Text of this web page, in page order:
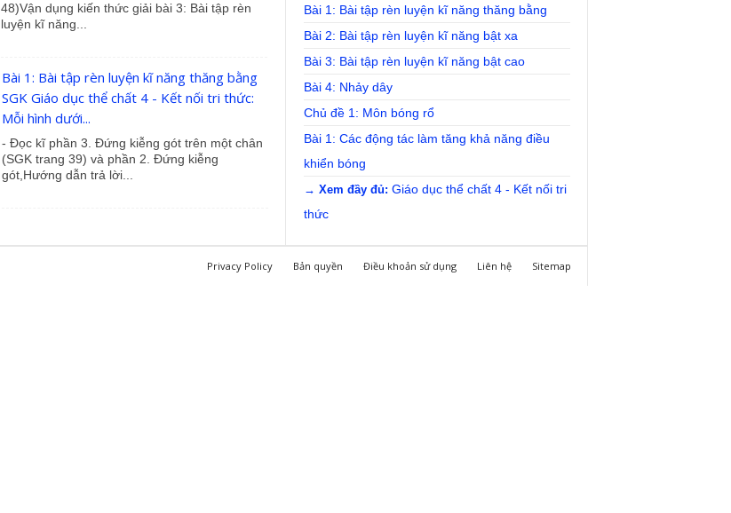
48)Vận dụng kiến thức giải bài 3: Bài tập rèn
luyện kĩ năng...
Bài 1: Bài tập rèn luyện kĩ năng thăng bằng
SGK Giáo dục thể chất 4 - Kết nối tri thức:
Mỗi hình dưới...
- Đọc kĩ phần 3. Đứng kiễng gót trên một chân
(SGK trang 39) và phần 2. Đứng kiễng
gót,Hướng dẫn trả lời...
Bài 1: Bài tập rèn luyện kĩ năng thăng bằng
Bài 2: Bài tập rèn luyện kĩ năng bật xa
Bài 3: Bài tập rèn luyện kĩ năng bật cao
Bài 4: Nhảy dây
Chủ đề 1: Môn bóng rổ
Bài 1: Các động tác làm tăng khả năng điều
khiển bóng
→ Xem đầy đủ: Giáo dục thể chất 4 - Kết nối tri
thức
Privacy Policy Bản quyền Điều khoản sử dụng Liên hệ Sitemap